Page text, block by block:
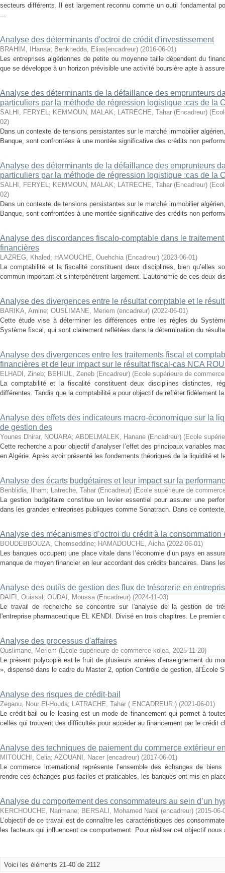
secteurs différents. Il est largement reconnu comme un outil fondamental
...
Analyse des déterminants d'octroi de crédit d'investissement
BRAHIM, IHanaa; Benkhedda, Elias(encadreur) (2016-06-01)
Les entreprises algériennes de petite ou moyenne taille dépendent du
que se développe à un horizon prévisible une activité boursière apte à
Analyse des déterminants de la défaillance des emprunteurs
particuliers par la méthode de régression logistique :cas de la
SALHI, FERYEL; KEMMOUN, MALAK; LATRECHE, Tahar (Encadreur) (
02)
Dans un contexte de tensions persistantes sur le marché immobilier
Banque, sont confrontées à une montée significative des crédits non
Analyse des déterminants de la défaillance des emprunteurs
particuliers par la méthode de régression logistique :cas de la
SALHI, FERYEL; KEMMOUN, MALAK; LATRECHE, Tahar (Encadreur) (
02)
Dans un contexte de tensions persistantes sur le marché immobilier
Banque, sont confrontées à une montée significative des crédits non
Analyse des discordances fiscalo-comptable dans le
financières
LAZREG, Khaled; HAMOUCHE, Ouehchia (Encadreur) (2023-06-01)
La comptabilité et la fiscalité constituent deux disciplines, bien qu’elles
commun important et s’interpénètrent largement. L’autonomie de ces deux
Analyse des divergences entre le résultat comptable et le
BARIKA, Amine; OUSLIMANE, Meriem (encadreur) (2022-06-01)
Cette étude vise à déterminer les différences entre les règles du
Système fiscal, qui sont clairement reflétées dans la détermination du
Analyse des divergences entre les traitements fiscal et
financières et de leur impact sur le résultat fiscal-cas NCA
ELHADI, Zineb; BEHILIL, Zeneb (Encadreur) (Ecole supérieure de commerce
La comptabilité et la fiscalité constituent deux disciplines distinctes,
différentes. Tandis que la comptabilité a pour objectif de refléter fidèlement
Analyse des effets des indicateurs macro-économique sur la
de gestion des
Younes Dhirar, NOUARA; ABDELMALEK, Hanane (Encadreur) (Ecole
Cette recherche a pour objectif d’analyser l’effet des principaux variables
en Algérie. Après avoir présenté les fondements théoriques de la liquidité et
Analyse des écarts budgétaires et leur impact sur la
Benblidia, Ilham; Latreche, Tahar (Encadreur) (Ecole supérieure de
La gestion budgétaire constitue un levier essentiel pour assurer une
dans les grandes entreprises publiques comme Sonatrach. Dans ce
Analyse des mécanismes d’octroi du crédit à la consommation
BOUDEBBOUZA, Chemseddine; HAMADOUCHE, Aicha (2022-06-01)
Les banques occupent une place vitale dans l’économie d’un pays en
manque de moyen financier en leur accordant des crédits bancaires. Dans
Analyse des outils de gestion des flux de trésorerie en
DAIFI, Ouissal ; OUDAI, Moussa (Encadreur) (2024-11-03)
Le travail de recherche se concentre sur l'analyse de la gestion de
l'entreprise pharmaceutique EL KENDI. Divisé en trois chapitres. Le
Analyse des processus d'affaires
Ouslimane, Meriem (École supérieure de commerce kolea, 2025-11-20)
Le présent polycopié est le fruit de plusieurs années d'enseignement du
», dispensé dans le cadre du Master 2, option Contrôle de gestion, àl'École
Analyse des risques de crédit-bail
Zegaou, Nour El-Houda; LATRACHE, Tahar ( ENCADREUR ) (2021-06-01)
Le crédit-bail ou le leasing est un mode de financement qui permet à
celles qui trouvent des difficultés pour accéder au financement par le crédit
Analyse des techniques de paiement du commerce extérieur
MITOUCHI, Celia; AZOUANI, Nacer (encadreur) (2017-06-01)
Le commerce international représente l’ensemble des échanges de
rendre ces échanges plus faciles et praticables, les banques ont mis en
Analyse du comportement des consommateurs au sein d’un
KERCHOUCHE, Narimane; BERSALI, Mohamed Nabil (encadreur) (2015-06-
L’objectif de ce travail est de connaître les caractéristiques des
les facteurs qui influencent ce comportement. Pour réaliser cet objectif
Voici les éléments 21-40 de 2112